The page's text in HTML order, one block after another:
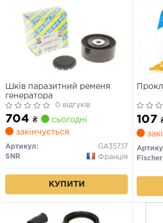
Шків паразитний ременя
генератора
0 відгуків
704 ₴
сьогодні
закінчується
Артикул:
GA357.17
SNR
Франція
КУПИТИ
107